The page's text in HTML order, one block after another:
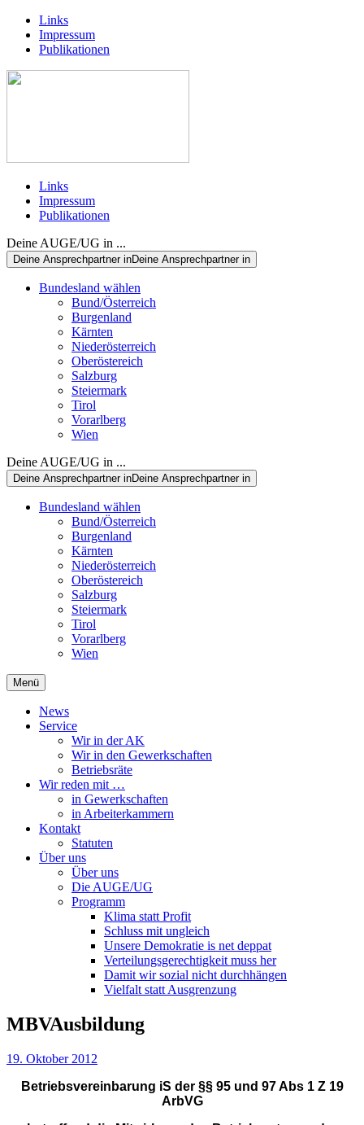
Links
Impressum
Publikationen
Links
Impressum
Publikationen
Deine AUGE/UG in ...
Deine Ansprechpartner inDeine Ansprechpartner in
Bundesland wählen
Bund/Österreich
Burgenland
Kärnten
Niederösterreich
Oberöstereich
Salzburg
Steiermark
Tirol
Vorarlberg
Wien
Deine AUGE/UG in ...
Deine Ansprechpartner inDeine Ansprechpartner in
Bundesland wählen
Bund/Österreich
Burgenland
Kärnten
Niederösterreich
Oberöstereich
Salzburg
Steiermark
Tirol
Vorarlberg
Wien
Menü
News
Service
Wir in der AK
Wir in den Gewerkschaften
Betriebsräte
Wir reden mit …
in Gewerkschaften
in Arbeiterkammern
Kontakt
Statuten
Über uns
Über uns
Die AUGE/UG
Programm
Klima statt Profit
Schluss mit ungleich
Unsere Demokratie is net deppat
Verteilungsgerechtigkeit muss her
Damit wir sozial nicht durchhängen
Vielfalt statt Ausgrenzung
MBVAusbildung
19. Oktober 2012
Betriebsvereinbarung iS der §§ 95 und 97 Abs 1 Z 19
ArbVG